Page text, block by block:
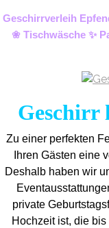
Geschirrverleih
❀ Tischwäsche ✨
Geschirr
Zu einer perfekten
Ihren Gästen eine
Deshalb haben wir
Eventaus
private
Hochzeit ist, die